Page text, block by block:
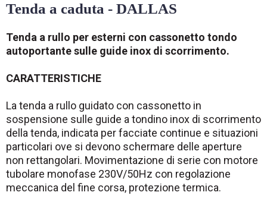
Tenda a caduta - DALLAS
Tenda a rullo per esterni con cassonetto tondo
autoportante sulle guide inox di scorrimento.
CARATTERISTICHE
La tenda a rullo guidato con cassonetto in
sospensione sulle guide a tondino inox di scorrimento
della tenda, indicata per facciate continue e situazioni
particolari ove si devono schermare delle aperture
non rettangolari. Movimentazione di serie con motore
tubolare monofase 230V/50Hz con regolazione
meccanica del fine corsa, protezione termica.